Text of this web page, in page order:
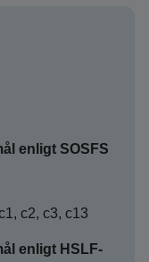
enligt SOSFS
c2, c3, c13
enligt HSLF-